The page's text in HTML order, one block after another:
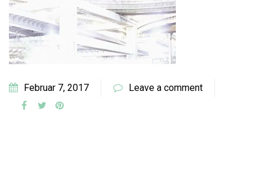
Februar 7, 2017 Leave a comment